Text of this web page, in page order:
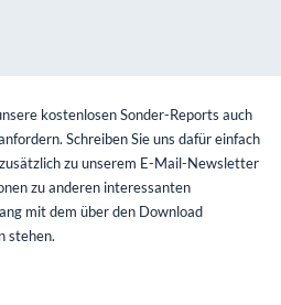
kostenlosen Sonder-Reports auch
Schreiben Sie uns dafür einfach
zu unserem E-Mail-Newsletter
zu anderen interessanten
mit dem über den Download
stehen.